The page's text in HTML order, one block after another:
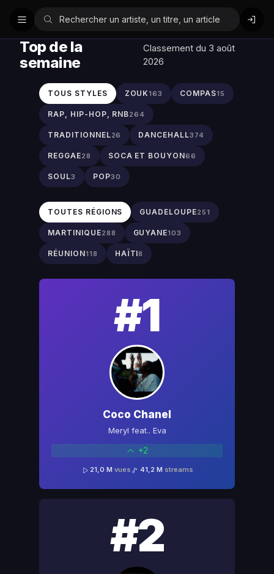
Top de la
semaine
Classement du 3 août
2026
TOUS STYLES ZOUK163 COMPAS15
RAP, HIP-HOP, RNB264
TRADITIONNEL26 DANCEHALL374
REGGAE28 SOCA ET BOUYON66
SOUL3 POP30
TOUTES RÉGIONS GUADELOUPE251
MARTINIQUE288 GUYANE103
RÉUNION118 HAÏTI8
#2
#1
Coco Chanel
Meryl feat.. Eva
+2
21,0 M vues 41,2 M streams